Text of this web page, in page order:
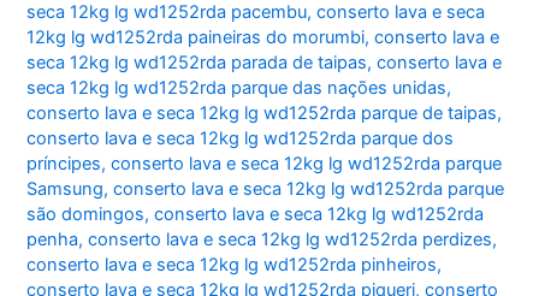
seca 12kg lg wd1252rda pacembu,conserto lava e seca
12kg lg wd1252rda paineiras do morumbi,conserto lava e
seca 12kg lg wd1252rda parada de taipas,conserto lava e
seca 12kg lg wd1252rda parque das nações unidas,
conserto lava e seca 12kg lg wd1252rda parque de taipas,
conserto lava e seca 12kg lg wd1252rda parque dos
príncipes,conserto lava e seca 12kg lg wd1252rda parque
Samsung,conserto lava e seca 12kg lg wd1252rda parque
são domingos,conserto lava e seca 12kg lg wd1252rda
penha,conserto lava e seca 12kg lg wd1252rda perdizes,
conserto lava e seca 12kg lg wd1252rda pinheiros,
conserto lava e seca 12kg lg wd1252rda piqueri,conserto